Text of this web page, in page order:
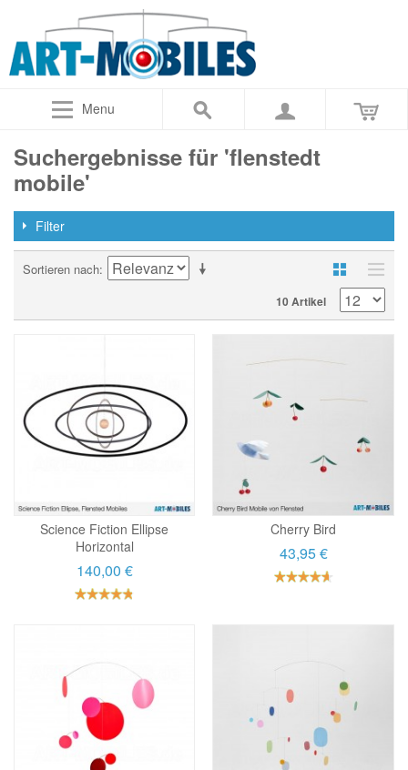
Menu
Suchergebnisse für 'flenstedt
mobile'
Filter
Sortieren nach
10 Artikel
Science Fiction Ellipse
Horizontal
140,00 €
Cherry Bird
43,95 €